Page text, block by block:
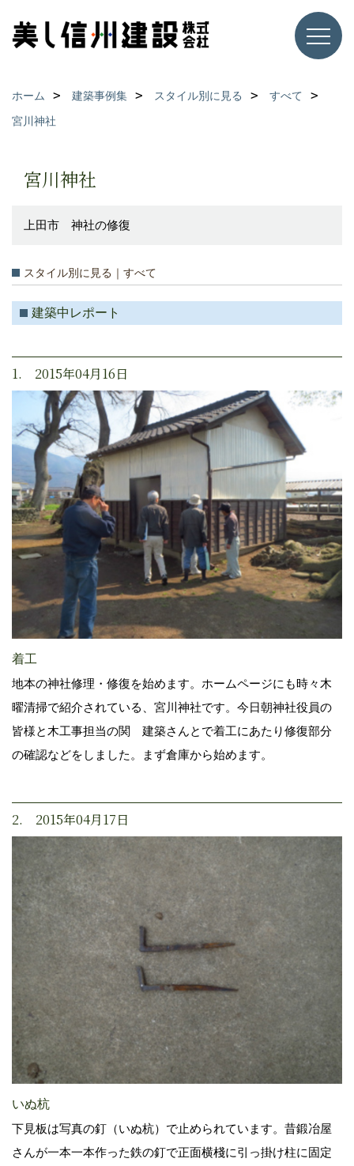
ホーム 建築事例集 スタイル別に見る
すべて
宮川神社
宮川神社
上田市 神社の修復
スタイル別に見る｜すべて
建築中レポート
1. 2015年04月16日
着工
地本の神社修理・修復を始めます。ホームページにも時々木
曜清掃で紹介されている、宮川神社です。今日朝神社役員の
皆様と木工事担当の関 建築さんとで着工にあたり修復部分
の確認などをしました。まず倉庫から始めます。
2. 2015年04月17日
いぬ杭
下見板は写真の釘（いぬ杭）で止められています。昔鍛冶屋
さんが一本一本作った鉄の釘で正面横棧に引っ掛け柱に固定